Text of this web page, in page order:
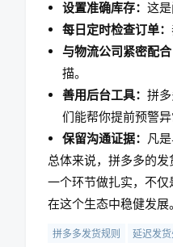
设置准确库存： 这
每日定时检查订单：
与物流公司紧密配合
描。
善用后台工具： 拼
们能帮你提前预警异
保留沟通证据： 凡
总体来说，拼多多的
一个环节做扎实，不
在这个生态中稳健发展。
拼多多发货规则 延迟发